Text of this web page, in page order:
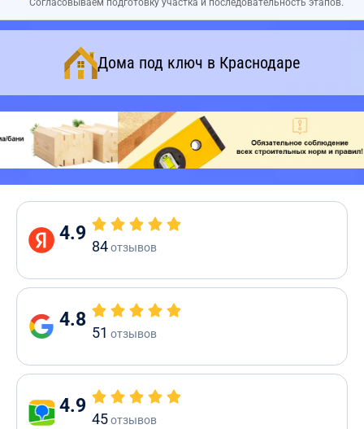
Согласовываем подготовку участка и последовательность этапов.
Дома под ключ в Краснодаре
4.9
84отзывов
4.8
51 отзывов
4.9
45отзывов